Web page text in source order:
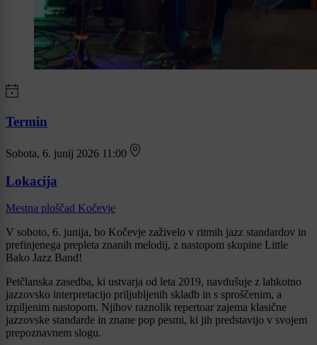
Termin
Sobota, 6. junij 2026 11:00
Lokacija
Mestna ploščad Kočevje
V soboto, 6. junija, bo Kočevje zaživelo v ritmih jazz standardov in
prefinjenega prepleta znanih melodij, z nastopom skupine Little
Bako Jazz Band!
Petčlanska zasedba, ki ustvarja od leta 2019, navdušuje z lahkotno
jazzovsko interpretacijo priljubljenih skladb in s sproščenim, a
izpiljenim nastopom. Njihov raznolik repertoar zajema klasične
jazzovske standarde in znane pop pesmi, ki jih predstavijo v svojem
prepoznavnem slogu.